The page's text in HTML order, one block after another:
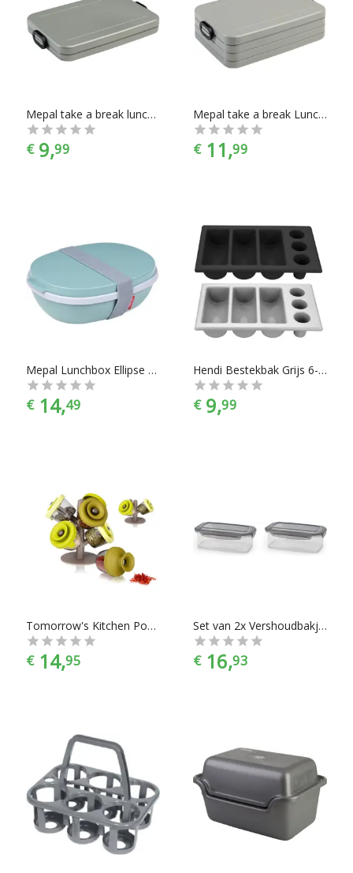
Mepal take a break lunchbox - flat - silver
€ 9,99
Mepal take a break Lunchbox - large - silver
€ 11,99
Mepal Lunchbox Ellipse Duo
€ 14,49
Hendi Bestekbak Grijs 6-Vaks
€ 9,99
Tomorrow's Kitchen PopSome Kruidenboom
€ 14,95
Set van 2x Vershoudbakje met klikdeksel - Antraciet - 0,8 liter - 19 x 11 x 7 cm - 100% luchtdicht & waterdicht - Vaatwasser/magnetron bestendig - Meal prep bewaardoos
€ 16,93